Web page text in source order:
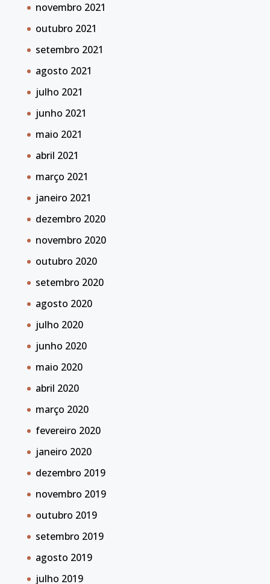
novembro 2021
outubro 2021
setembro 2021
agosto 2021
julho 2021
junho 2021
maio 2021
abril 2021
março 2021
janeiro 2021
dezembro 2020
novembro 2020
outubro 2020
setembro 2020
agosto 2020
julho 2020
junho 2020
maio 2020
abril 2020
março 2020
fevereiro 2020
janeiro 2020
dezembro 2019
novembro 2019
outubro 2019
setembro 2019
agosto 2019
julho 2019